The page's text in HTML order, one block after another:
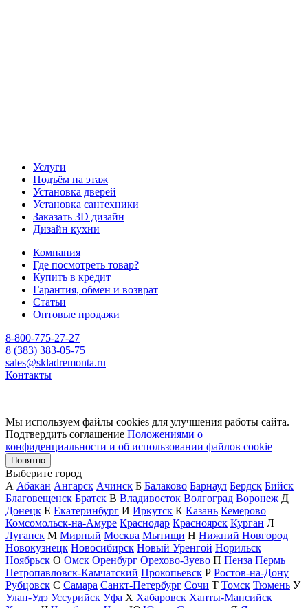
Услуги
Подъём на этаж
Установка дверей
Установка сантехники
Заказать 3D дизайн
Дизайн кухни
Компания
Где посмотреть товар?
Купить в кредит
Гарантия, обмен и возврат
Статьи
Оптовые продажи
8-800-775-27-27
8 (383) 383-05-75
sales@skladremonta.ru
Контакты
Мы используем файлы cookies для улучшения работы сайта.
Подтвердить соглашение Положениями о
конфиденциальности и об использовании файлов cookie
Понятно
Выберите город
А Абакан Ангарск Ачинск Б Балаково Барнаул Бердск Бийск
Благовещенск Братск В Владивосток Волгоград Воронеж Д
Донецк Е Екатеринбург И Иркутск К Казань Кемерово
Комсомольск-на-Амуре Краснодар Красноярск Курган Л
Луганск М Мирный Москва Мытищи Н Нижний Новгород
Новокузнецк Новосибирск Новый Уренгой Норильск
Ноябрьск О Омск Оренбург Орехово-Зуево П Пенза Пермь
Петропавловск-Камчатский Прокопьевск Р Ростов-на-Дону
Рубцовск С Самара Санкт-Петербург Сочи Т Томск Тюмень У
Улан-Удэ Уссурийск Уфа Х Хабаровск Ханты-Мансийск